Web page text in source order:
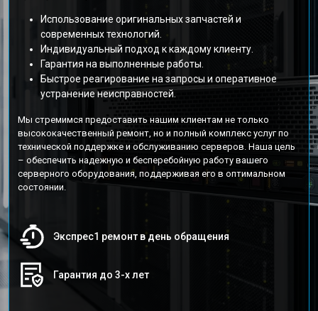
Использование оригинальных запчастей и
современных технологий.
Индивидуальный подход к каждому клиенту.
Гарантия на выполненные работы.
Быстрое реагирование на запросы и оперативное
устранение неисправностей.
Мы стремимся предоставить нашим клиентам не только
высококачественный ремонт, но и полный комплекс услуг по
технической поддержке и обслуживанию серверов. Наша цель
– обеспечить надежную и бесперебойную работу вашего
серверного оборудования, поддерживая его в оптимальном
состоянии.
Экспрес1 ремонт в день обращения
Гарантия до 3-х лет